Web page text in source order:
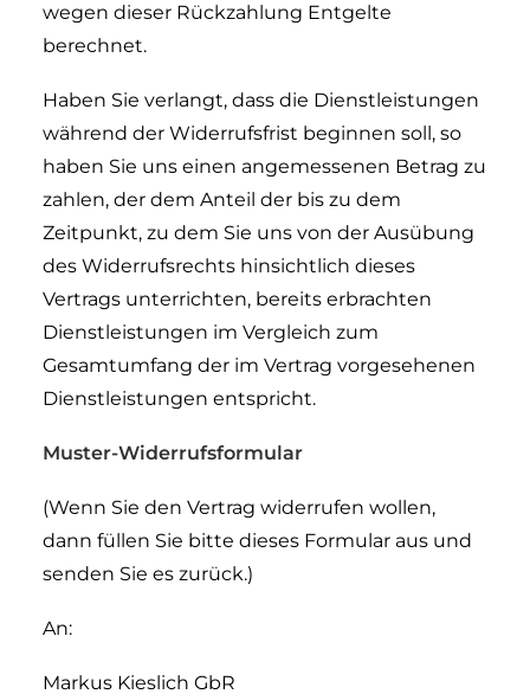
wegen dieser Rückzahlung Entgelte
berechnet.
Haben Sie verlangt, dass die Dienstleistungen
während der Widerrufsfrist beginnen soll, so
haben Sie uns einen angemessenen Betrag zu
zahlen, der dem Anteil der bis zu dem
Zeitpunkt, zu dem Sie uns von der Ausübung
des Widerrufsrechts hinsichtlich dieses
Vertrags unterrichten, bereits erbrachten
Dienstleistungen im Vergleich zum
Gesamtumfang der im Vertrag vorgesehenen
Dienstleistungen entspricht.
Muster-Widerrufsformular
(Wenn Sie den Vertrag widerrufen wollen,
dann füllen Sie bitte dieses Formular aus und
senden Sie es zurück.)
An:
Markus Kieslich GbR